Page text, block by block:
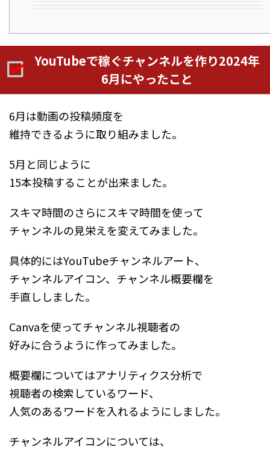
YouTubeで稼ぐチャンネルを作り2024年
6月にやったこと
6月は動画の投稿頻度を
維持できるように取り組みました。
5月と同じように
15本投稿することが出来ました。
スキマ時間のさらにスキマ時間を使って
チャンネルの見栄えを変えてみました。
具体的にはYouTubeチャンネルアート、
チャンネルアイコン、チャンネル概要欄を
手直ししました。
Canvaを使ってチャンネル視聴者の
好みに合うように作ってみました。
概要欄についてはアナリティクス分析で
視聴者の検索しているワード、
人気のあるワードを入れるようにしました。
チャンネルアイコンについては、